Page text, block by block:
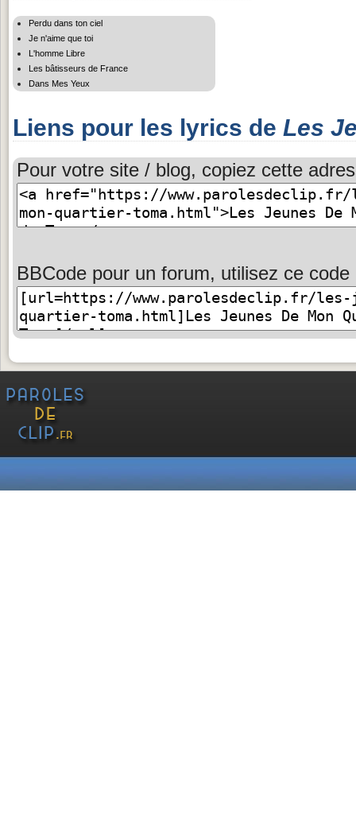
Perdu dans ton ciel
Je n'aime que toi
L'homme Libre
Les bâtisseurs de France
Dans Mes Yeux
Liens pour les lyrics de Les
Pour votre site / blog, copiez cette
BBCode pour un forum, utilisez ce code